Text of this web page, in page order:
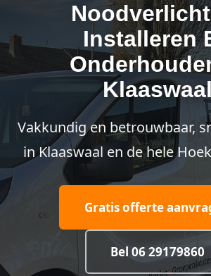
Installeren
Vakkundig en betrouwbaar,
in Klaaswaal en de hele
Gratis offerte
Bel 06 29179860